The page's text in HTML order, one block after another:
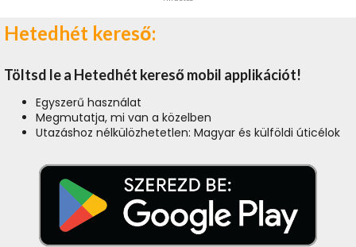
Hetedhét kereső:
Töltsd le a Hetedhét kereső mobil applikációt!
Egyszerű használat
Megmutatja, mi van a közelben
Utazáshoz nélkülözhetetlen: Magyar és külföldi úticélok